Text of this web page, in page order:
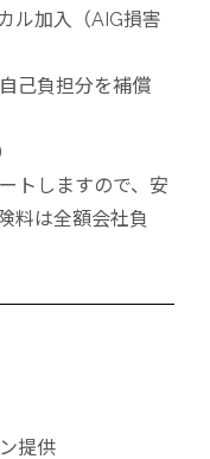
ル加入（AIG損害
己負担分を補償
トしますので、安
料は全額会社負
提供